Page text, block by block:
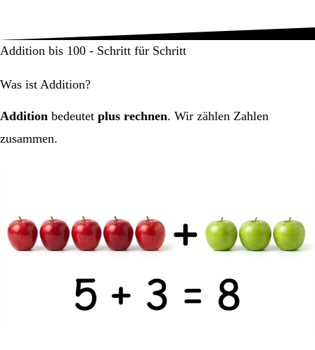
Addition bis 100 - Schritt für Schritt
Was ist Addition?
Addition bedeutet plus rechnen. Wir zählen Zahlen
zusammen.